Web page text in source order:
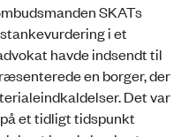
SKATs
i et
havde indsendt til
en borger, der
Det var
et tidligt tidspunkt